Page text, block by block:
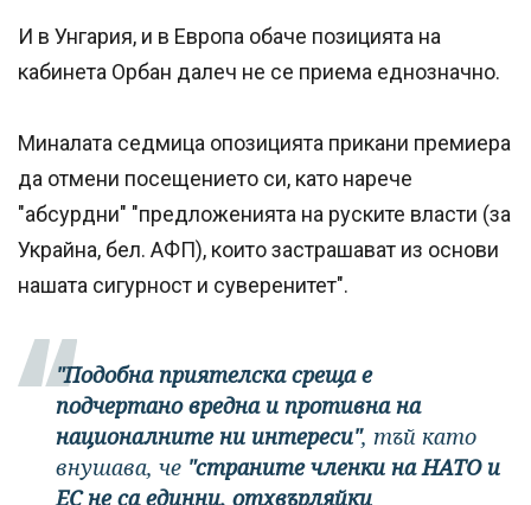
И в Унгария, и в Европа обаче позицията на
кабинета Орбан далеч не се приема еднозначно.
Миналата седмица опозицията прикани премиера
да отмени посещението си, като нарече
"абсурдни" "предложенията на руските власти (за
Украйна, бел. АФП), които застрашават из основи
нашата сигурност и суверенитет".
"Подобна приятелска среща е
подчертано вредна и противна на
националните ни интереси", тъй като
внушава, че "страните членки на НАТО и
ЕС не са единни, отхвърляйки